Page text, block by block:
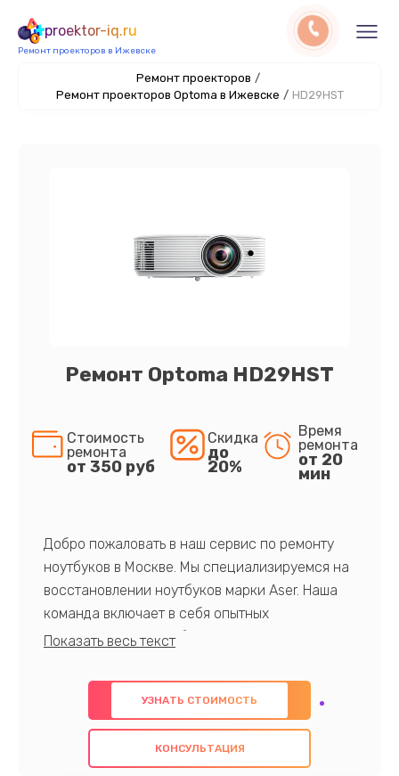
proektor-iq.ru
Ремонт проекторов в Ижевске
Ремонт проекторов /
Ремонт проекторов Optoma в Ижевске / HD29HST
Ремонт Optoma HD29HST
Стоимость
ремонта
от 350 руб
Скидка
до
20%
Время
ремонта
от 20
мин
Добро пожаловать в наш сервис по ремонту
ноутбуков в Москве. Мы специализируемся на
восстановлении ноутбуков марки Aser. Наша
команда включает в себя опытных
профессионалов с обширными знаниями и
предлагаем быстрый и качественный ремонт с
использованием оригинальных компонентов, а
также гарантируем качество всех
проведенных работ. Наша цель - предоставить
УЗНАТЬ СТОИМОСТЬ
КОНСУЛЬТАЦИЯ